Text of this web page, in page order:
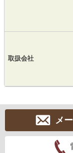
取扱会社
メ